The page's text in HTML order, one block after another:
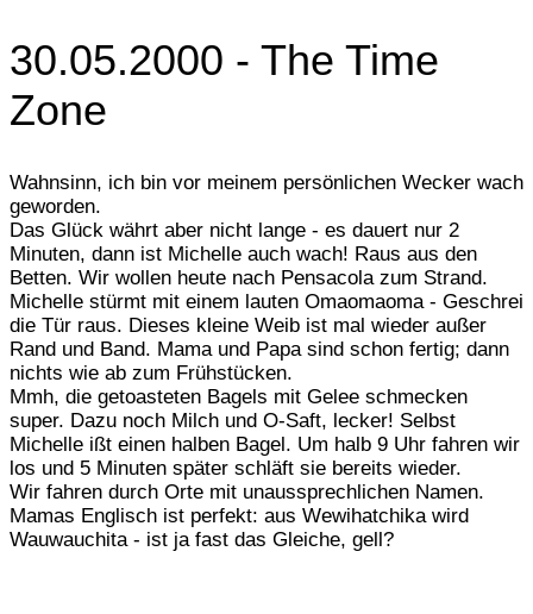
30.05.2000 - The Time
Zone
Wahnsinn, ich bin vor meinem persönlichen Wecker wach
geworden.
Das Glück währt aber nicht lange - es dauert nur 2
Minuten, dann ist Michelle auch wach! Raus aus den
Betten. Wir wollen heute nach Pensacola zum Strand.
Michelle stürmt mit einem lauten Omaomaoma - Geschrei
die Tür raus. Dieses kleine Weib ist mal wieder außer
Rand und Band. Mama und Papa sind schon fertig; dann
nichts wie ab zum Frühstücken.
Mmh, die getoasteten Bagels mit Gelee schmecken
super. Dazu noch Milch und O-Saft, lecker! Selbst
Michelle ißt einen halben Bagel. Um halb 9 Uhr fahren wir
los und 5 Minuten später schläft sie bereits wieder.
Wir fahren durch Orte mit unaussprechlichen Namen.
Mamas Englisch ist perfekt: aus Wewihatchika wird
Wauwauchita - ist ja fast das Gleiche, gell?